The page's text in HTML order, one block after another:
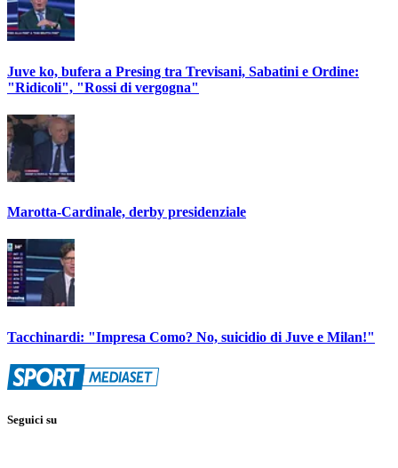
Juve ko, bufera a Presing tra Trevisani, Sabatini e Ordine:
"Ridicoli", "Rossi di vergogna"
Marotta-Cardinale, derby presidenziale
Tacchinardi: "Impresa Como? No, suicidio di Juve e Milan!"
Seguici su